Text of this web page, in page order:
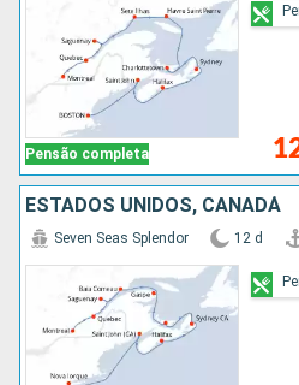
Pensão completa
ESTADOS UNIDOS, CANADÁ
Seven Seas Splendor 12 d